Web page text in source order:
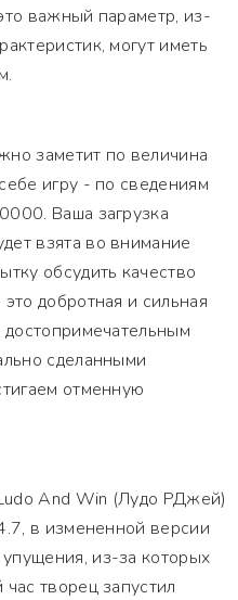
важный параметр, из-
могут иметь
заметит по величина
игру - по сведениям
Ваша загрузка
взята во внимание
обсудить качество
добротная и сильная
сделанными
отменную
And Win (Лудо РДжей)
в измененной версии
из-за которых
творец запустил